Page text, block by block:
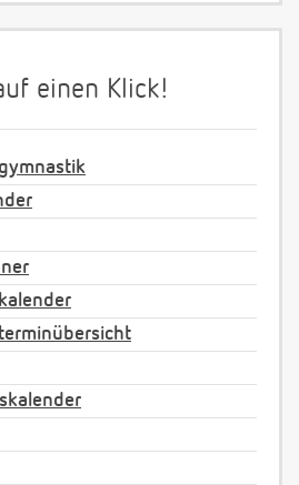
einen Klick!